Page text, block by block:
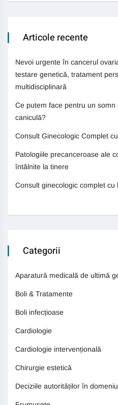
Articole recente
Nevoi urgente în cancerul
testare genetică, tratament
multidisciplinară
Ce putem face pentru un
caniculă?
Consult Ginecologic Complet
Patologiile precanceroase ale
întâlnite la tinere
Consult ginecologic complet cu
Categorii
Aparatură medicală de ultimă
Boli & Tratamente
Boli infecțioase
Cardiologie
Cardiologie intervențională
Chirurgie estetică
Deciziile autorităților în